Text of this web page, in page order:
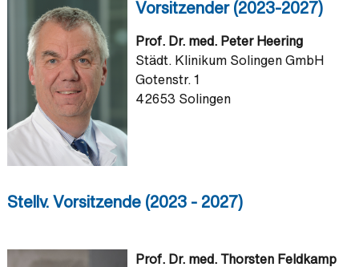
Vorsitzender (2023-2027)
Prof. Dr. med. Peter Heering
Städt. Klinikum Solingen GmbH
Gotenstr. 1
42653 Solingen
Stellv. Vorsitzende (2023 - 2027)
Prof. Dr. med. Thorsten Feldkamp